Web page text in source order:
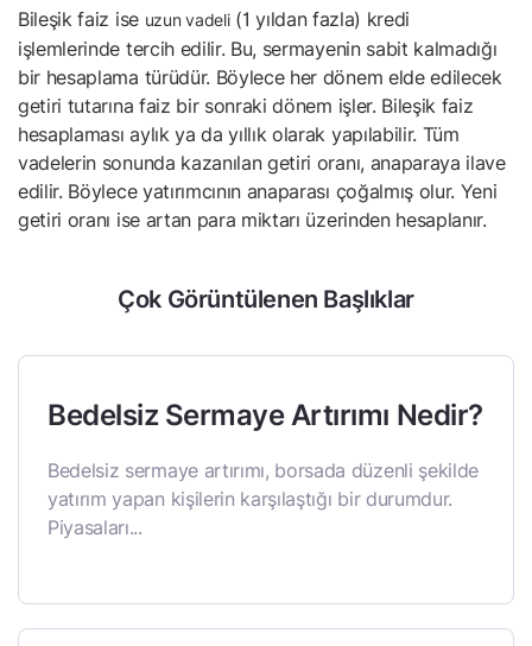
Bileşik faiz ise uzun vadeli(1 yıldan fazla) kredi
işlemlerinde tercih edilir. Bu, sermayenin sabit kalmadığı
bir hesaplama türüdür. Böylece her dönem elde edilecek
getiri tutarına faiz bir sonraki dönem işler. Bileşik faiz
hesaplaması aylık ya da yıllık olarak yapılabilir. Tüm
vadelerin sonunda kazanılan getiri oranı, anaparaya ilave
edilir. Böylece yatırımcının anaparası çoğalmış olur. Yeni
getiri oranı ise artan para miktarı üzerinden hesaplanır.
Çok Görüntülenen Başlıklar
Bedelsiz Sermaye Artırımı Nedir?
Bedelsiz sermaye artırımı, borsada düzenli şekilde
yatırım yapan kişilerin karşılaştığı bir durumdur.
Piyasaları...